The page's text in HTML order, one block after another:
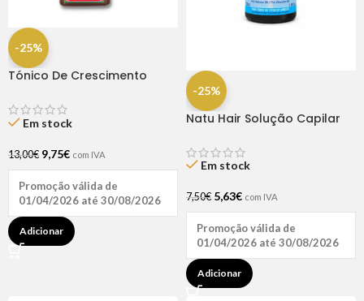
-25%
Tónico De Crescimento
Em stock
13,00€ 9,75€ com IVA
Promoção válida de
01/04/2026 até 30/08/2026
Adicionar
-25%
Natu Hair Solução Capilar
Em stock
7,50€ 5,63€ com IVA
Promoção válida de
01/04/2026 até 30/08/2026
Adicionar